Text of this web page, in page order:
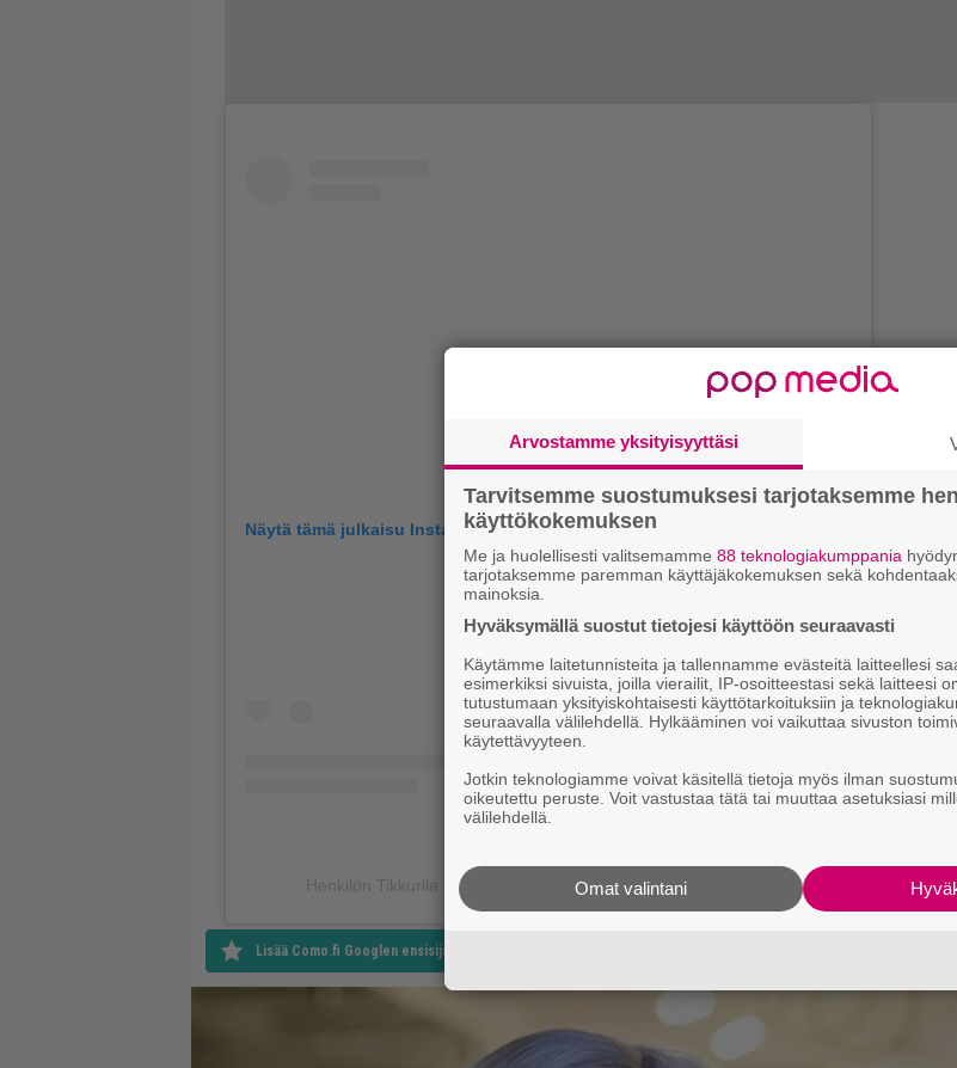
Näytä tämä julkaisu Instagramissa
Henkilön Tikkurila Festivaali (@tikkurilafestivaali) jakama julkaisu
Lisää Como.fi Googlen ensisijaiseksi lähteeksi
Arvostamme yksityisyyttäsi
Tarvitsemme suostumuksesi tarjotaksemme
käyttökokemuksen
Me ja huolellisesti valitsemamme 88 teknologiakumppania
tarjotaksemme paremman käyttäjäkokemuksen sekä
mainoksia.
Hyväksymällä suostut tietojesi käyttöön seuraavasti
Käytämme laitetunnisteita ja tallennamme evästeitä laitteellesi
esimerkiksi sivuista, joilla vierailit, IP-osoitteestasi sekä laitteesi
tutustumaan yksityiskohtaisesti käyttötarkoituksiin ja
seuraavalla välilehdellä. Hylkääminen voi vaikuttaa sivuston
käytettävyyteen.
Jotkin teknologiamme voivat käsitellä tietoja myös ilman
oikeutettu peruste. Voit vastustaa tätä tai muuttaa asetuksiasi
välilehdellä.
Omat valintani